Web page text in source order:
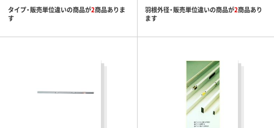
タイプ・販売単位違いの商品が2商品ありま
す
羽根外径・販売単位違いの商品が2商品あり
ます